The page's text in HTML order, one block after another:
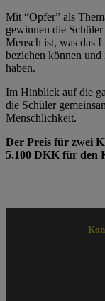
Mit “Opfer” als
gewinnen die
Mensch ist, was das
beziehen können
haben.
Im Hinblick auf die
die Schüler
Menschlichkeit.
Der Preis für zwei
5.100 DKK für den